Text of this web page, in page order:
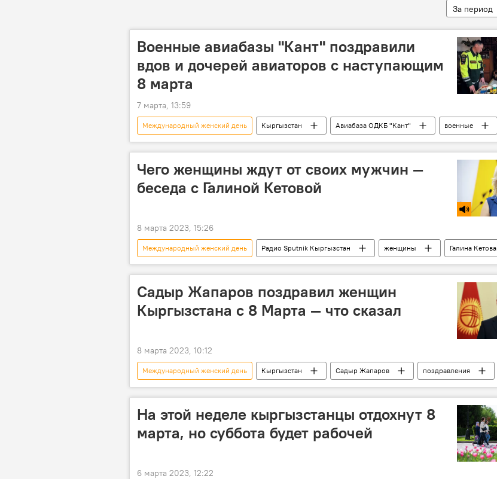
За период
Военные авиабазы "Кант" поздравили
вдов и дочерей авиаторов с наступающим
8 марта
7 марта, 13:59
Международный женский день Кыргызстан Авиабаза ОДКБ "Кант"
военные
поздравление
8 марта вдова
Чего женщины ждут от своих мужчин —
беседа с Галиной Кетовой
8 марта 2023, 15:26
Международный женский день Радио Sputnik Кыргызстан женщины
Галина Кетова
интервью
Кыргызстан
Садыр Жапаров поздравил женщин
Кыргызстана с 8 Марта — что сказал
8 марта 2023, 10:12
Международный женский день Кыргызстан Садыр Жапаров поздравления
На этой неделе кыргызстанцы отдохнут 8
марта, но суббота будет рабочей
6 марта 2023, 12:22